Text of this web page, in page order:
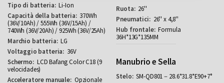
Li-Ion
370Wh
(36V/10Ah) / 555Wh (36V/15Ah) /
740Wh (36V/20Ah) / 925Wh (36V/25Ah)
LG
36V
LCD Bafang Color C18 (9
velocidades)
Opzionale
26''
26'' x 4,8''
Formula
36H*13G*135MM
Manubrio e Sella
SM-QD801－28.6*31.8*E90+7°